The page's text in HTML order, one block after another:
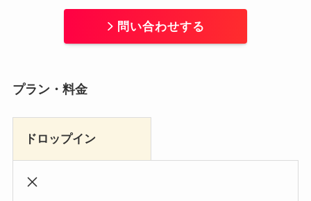
問い合わせする
プラン・料金
ドロップイン